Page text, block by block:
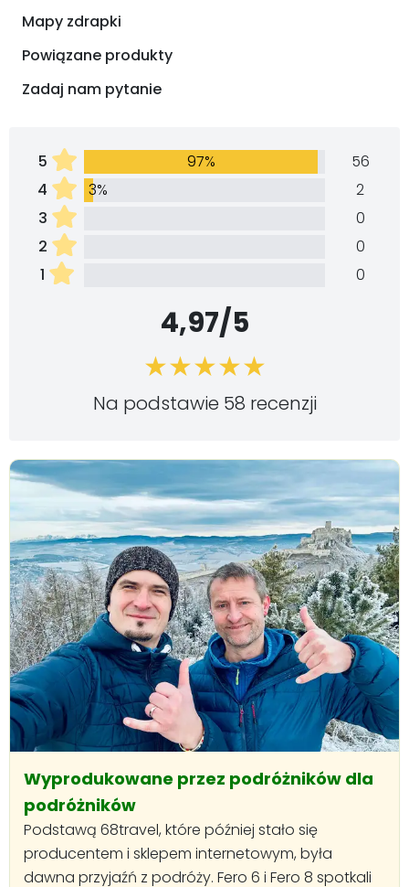
Mapy zdrapki
Powiązane produkty
Zadaj nam pytanie
5 97%
56
4
3%
2
3
0
2
0
1
0
4,97/5
Na podstawie 58 recenzji
Wyprodukowane przez podróżników dla
podróżników
Podstawą 68travel, które później stało się
producentem i sklepem internetowym, była
dawna przyjaźń z podróży. Fero 6 i Fero 8 spotkali